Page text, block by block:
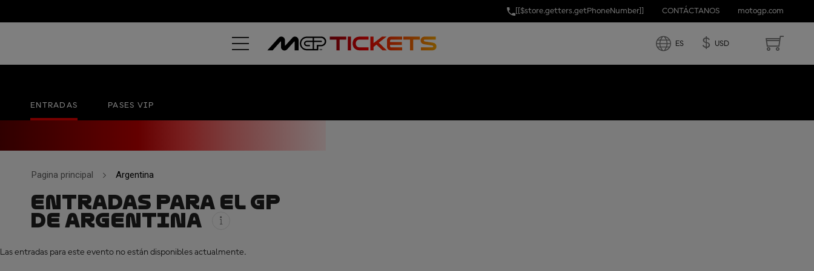
[[$store.getters.getPhoneNumber]] CONTÁCTANOS motogp.com
ES $ USD
GRAN PREMIO DE ARGENTINA
ENTRADAS PASES VIP
Pagina principal Argentina
ENTRADAS PARA EL GP
DE ARGENTINA
Las entradas para este evento no están disponibles actualmente.